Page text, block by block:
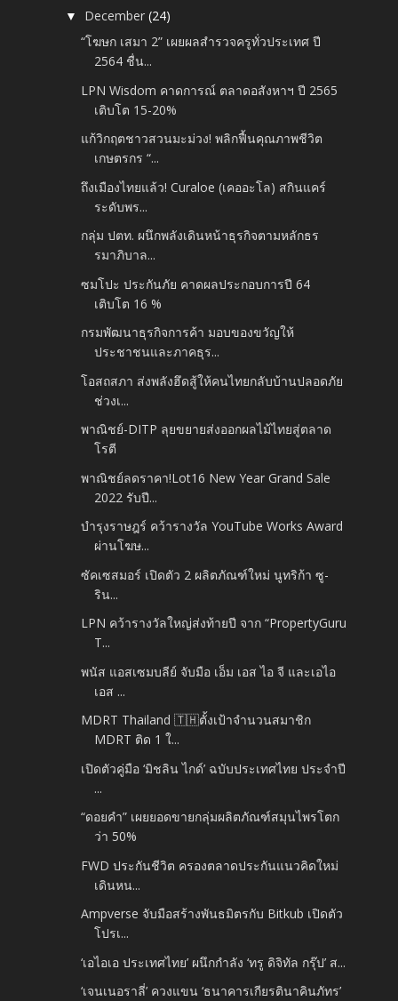
▼ December(24)
“โฆษก เสมา 2” เผยผลสำรวจครูทั่วประเทศ ปี
2564 ชื่น...
LPN Wisdom คาดการณ์ ตลาดอสังหาฯ ปี 2565
เติบโต 15-20%
แก้วิกฤตชาวสวนมะม่วง! พลิกฟื้นคุณภาพชีวิต
เกษตรกร “...
ถึงเมืองไทยแล้ว! Curaloe (เคออะโล) สกินแคร์
ระดับพร...
กลุ่ม ปตท. ผนึกพลังเดินหน้าธุรกิจตามหลักธร
รมาภิบาล...
ซมโปะ ประกันภัย คาดผลประกอบการปี 64
เติบโต 16 %
กรมพัฒนาธุรกิจการค้า มอบของขวัญให้
ประชาชนและภาคธุร...
โอสถสภา ส่งพลังฮึดสู้ให้คนไทยกลับบ้านปลอดภัย
ช่วงเ...
พาณิชย์-DITP ลุยขยายส่งออกผลไม้ไทยสู่ตลาด
โรตี
พาณิชย์ลดราคา!Lot16 New Year Grand Sale
2022 รับปี...
บำรุงราษฎร์ คว้ารางวัล YouTube Works Award
ผ่านโฆษ...
ซัคเซสมอร์ เปิดตัว 2 ผลิตภัณฑ์ใหม่ นูทริก้า ซู-
ริน...
LPN คว้ารางวัลใหญ่ส่งท้ายปี จาก “PropertyGuru
T...
พนัส แอสเซมบลีย์ จับมือ เอ็ม เอส ไอ จี และเอไอ
เอส ...
MDRT Thailand 🇹🇭ตั้งเป้าจำนวนสมาชิก
MDRT ติด 1 ใ...
เปิดตัวคู่มือ ‘มิชลิน ไกด์’ ฉบับประเทศไทย ประจำปี
...
“ดอยคำ” เผยยอดขายกลุ่มผลิตภัณฑ์สมุนไพรโตก
ว่า 50%
FWD ประกันชีวิต ครองตลาดประกันแนวคิดใหม่
เดินหน...
Ampverse จับมือสร้างพันธมิตรกับ Bitkub เปิดตัว
โปรเ...
‘เอไอเอ ประเทศไทย’ ผนึกกำลัง ‘ทรู ดิจิทัล กรุ๊ป’ ส...
‘เจนเนอราลี่’ ควงแขน ‘ธนาคารเกียรตินาคินภัทร’